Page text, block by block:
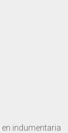
indumentaria